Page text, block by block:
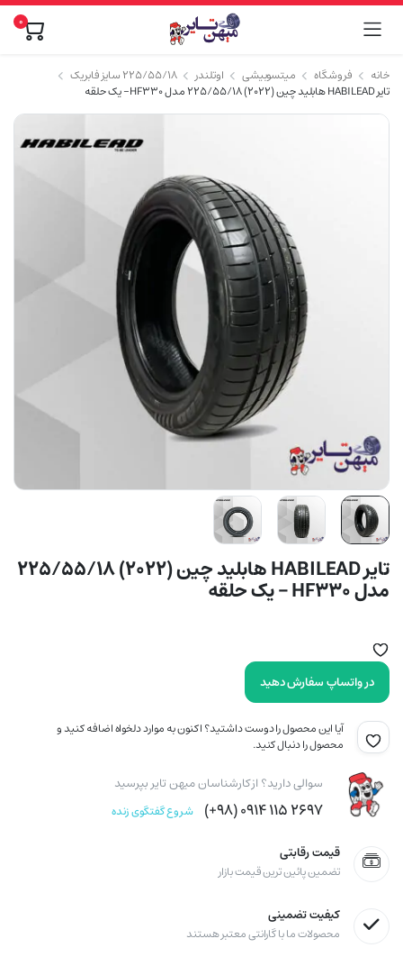
0
خانه فروشگاه میتسوبیشی اوتلندر
۲۲۵/۵۵/۱۸ سایز فابریک
تایر HABILEAD هابلید چین (2022) 225/55/18 مدل HF330 – یک حلقه
تایر HABILEAD هابلید چین (2022) 225/55/18
مدل HF330 – یک حلقه
در واتساپ سفارش دهید
آیا این محصول را دوست داشتید؟ اکنون به موارد دلخواه اضافه کنید و
محصول را دنبال کنید.
سوالی دارید؟ از کارشناسان میهن تایر بپرسید
۲۶۹۷ ۱۱۵ ۰۹۱۴ (۹۸+) شروع گفتگوی زنده
قیمت رقابتی
تضمین پائین ترین قیمت بازار
کیفیت تضمینی
محصولات ما با گارانتی معتبر هستند